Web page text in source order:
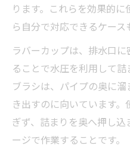
ります。これらを効果的
ら自分で対応できるケース
ラバーカップは、排水口
ることで水圧を利用して
ブラシは、パイプの奥に
き出すのに向いています
ぎず、詰まりを奥へ押し
ージで作業することです。